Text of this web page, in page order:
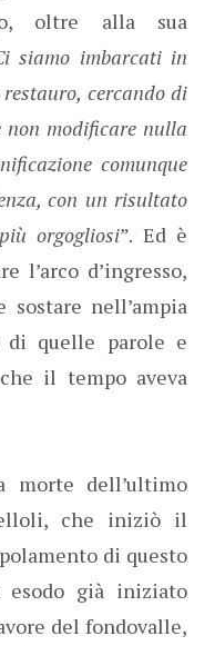
oltre alla sua
siamo imbarcati in
cercando di
modificare nulla
comunque
con un risultato
orgogliosi”. Ed è
l’arco d’ingresso,
nell’ampia
quelle parole e
il tempo aveva
dell’ultimo
che iniziò il
di questo
esodo già iniziato
del fondovalle,